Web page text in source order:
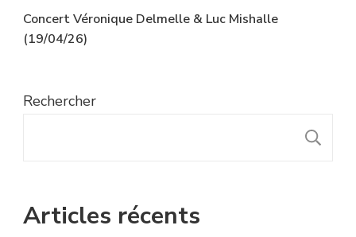
Concert Véronique Delmelle & Luc Mishalle
(19/04/26)
Rechercher
Articles récents